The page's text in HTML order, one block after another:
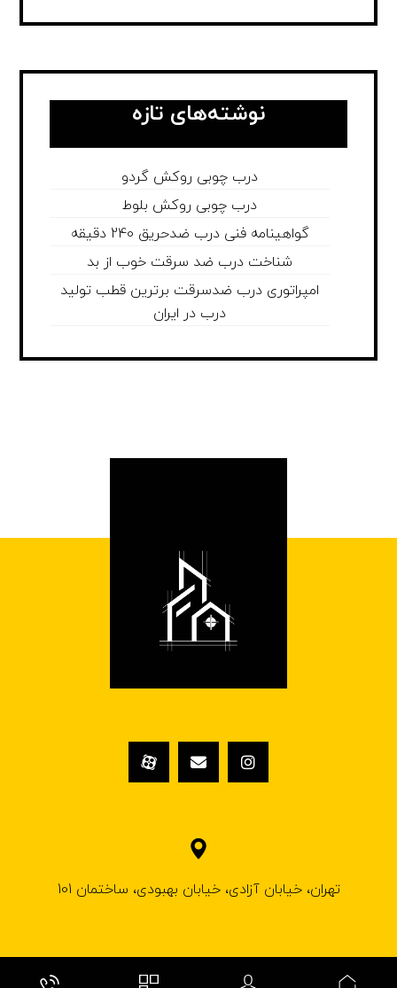
نوشته‌های تازه
درب چوبی روکش گردو
درب چوبی روکش بلوط
گواهینامه فنی درب ضدحریق 240 دقیقه
شناخت درب ضد سرقت خوب از بد
امپراتوری درب ضدسرقت برترین قطب تولید
درب در ایران
تهران، خیابان آزادی، خیابان بهبودی، ساختمان 101